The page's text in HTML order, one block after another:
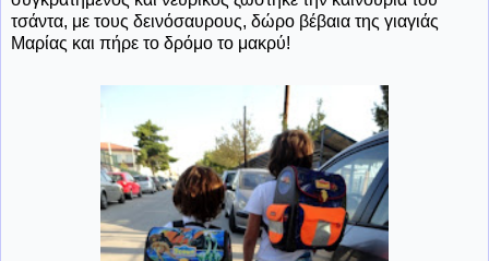
τσάντα, με τους δεινόσαυρους, δώρο βέβαια της γιαγιάς
Μαρίας και πήρε το δρόμο το μακρύ!